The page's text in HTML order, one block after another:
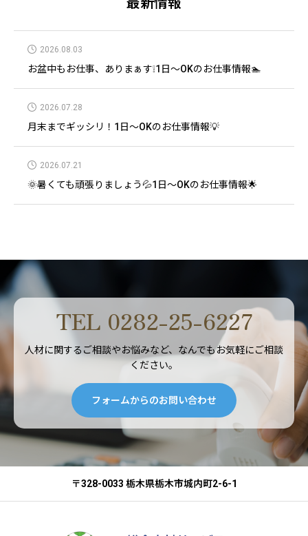
2026.08.03
お盆中もお仕事、ありまぁす❕1日～OKのお仕事情報🏊
2026.07.28
月末までギッシリ！1日～OKのお仕事情報💡
2026.07.21
🌞暑くても頑張りましょう💦1日～OKのお仕事情報🌟
TEL 0282-25-6227
人材に関するご相談やお悩みなど、なんでもお気軽にご相談
ください。
フォームからのお問い合わせ
〒328-0033 栃木県栃木市城内町2-6-1